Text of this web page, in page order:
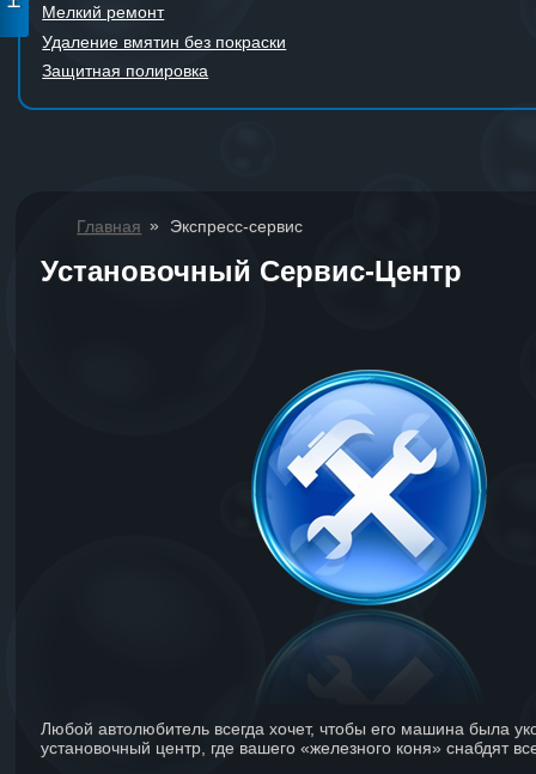
Мелкий ремонт
Удаление вмятин без покраски
Защитная полировка
Главная » Экспресс-сервис
Установочный Сервис-Центр
Любой автолюбитель всегда хочет, чтобы его машина была
установочный центр, где вашего «железного коня» снабдят